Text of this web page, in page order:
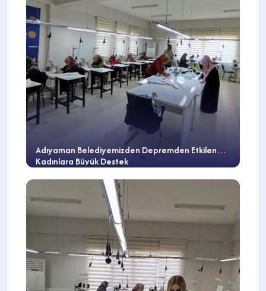
Adıyaman Belediyemizden Depremden Etkilenen
Kadınlara Büyük Destek